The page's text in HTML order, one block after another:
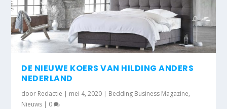
DE NIEUWE KOERS VAN HILDING ANDERS
NEDERLAND
door Redactie | mei 4, 2020 | Bedding Business Magazine,
Nieuws | 0